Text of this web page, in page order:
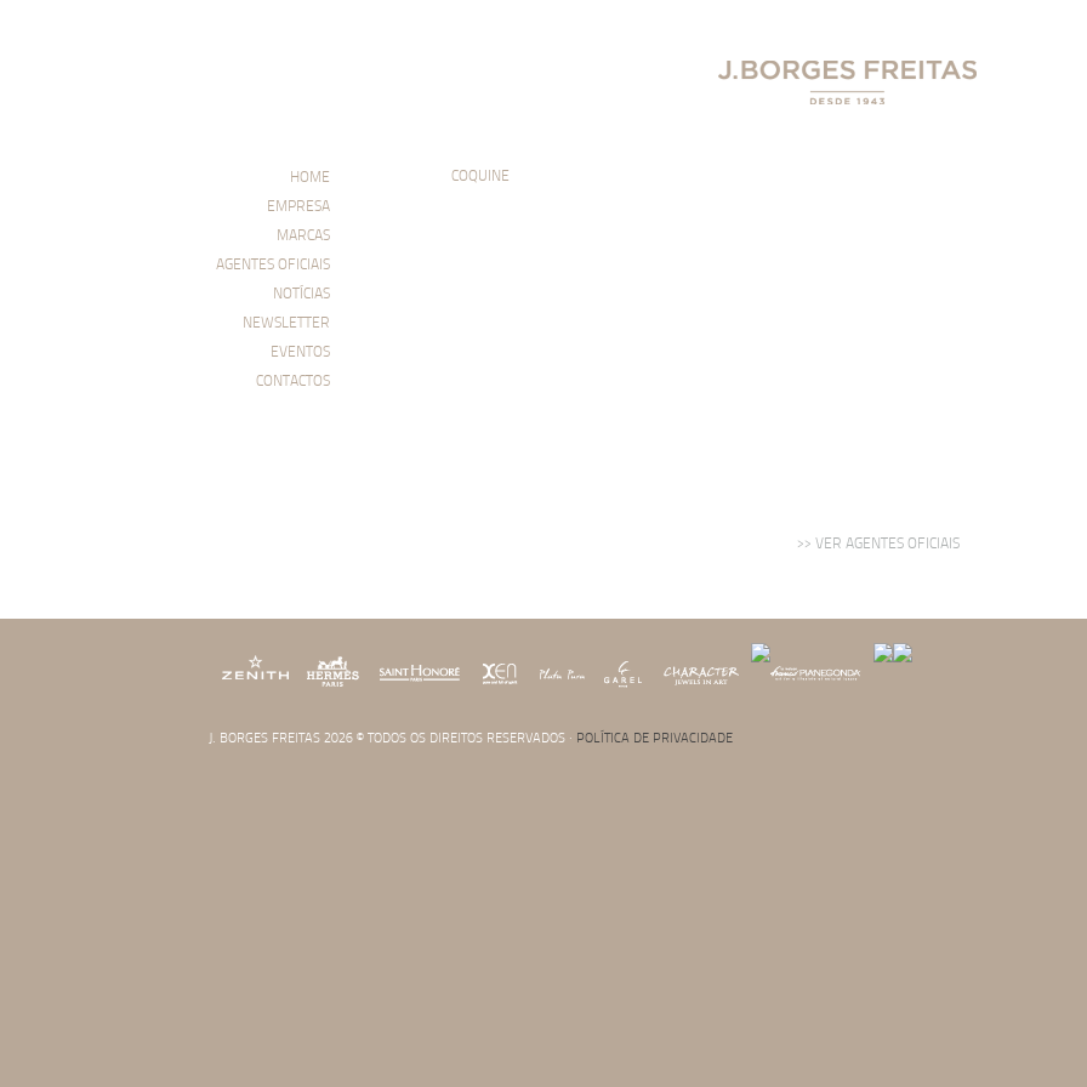
HOME
EMPRESA
MARCAS
AGENTES OFICIAIS
NOTÍCIAS
NEWSLETTER
EVENTOS
CONTACTOS
COQUINE
>> VER AGENTES OFICIAIS
J. BORGES FREITAS 2026 © TODOS OS DIREITOS RESERVADOS · POLÍTICA DE PRIVACIDADE